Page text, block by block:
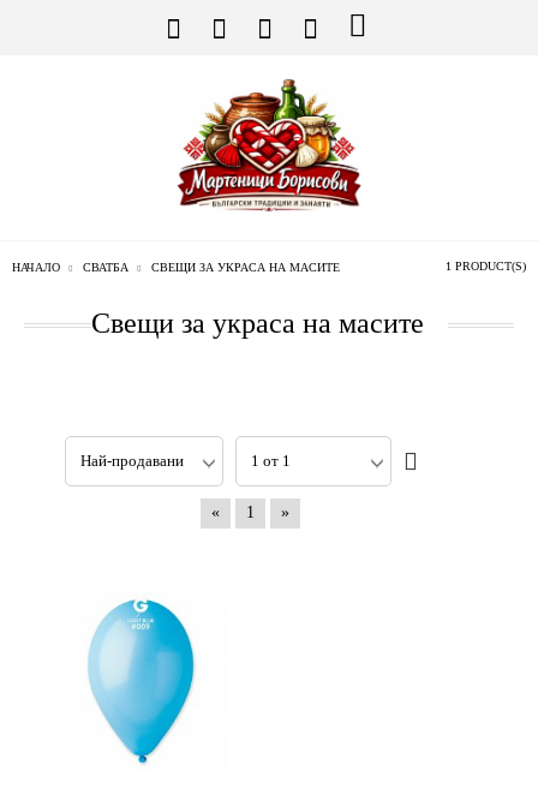
НАЧАЛО СВАТБА СВЕЩИ ЗА УКРАСА НА МАСИТЕ 1 PRODUCT(S)
Свещи за украса на масите
« 1 »